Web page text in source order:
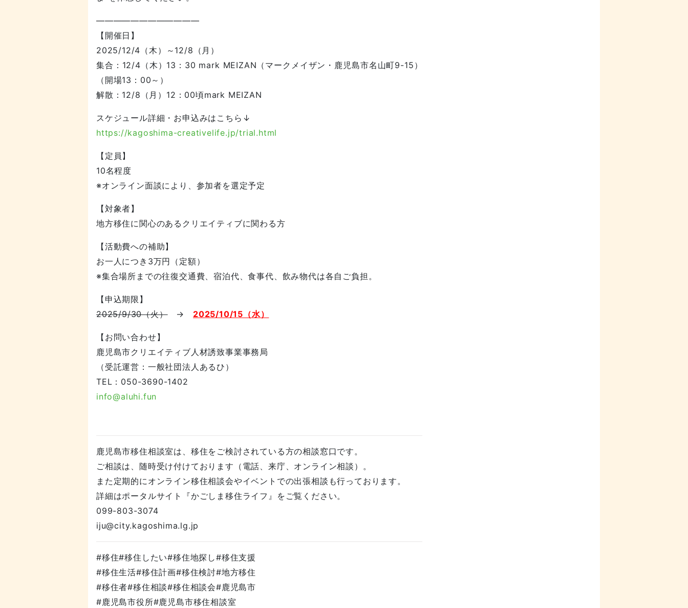
————————————
【開催日】
2025/12/4（木）～12/8（月）
集合：12/4（木）13：30 mark MEIZAN（マークメイザン・鹿児島市名山町9-15）
（開場13：00～）
解散：12/8（月）12：00頃mark MEIZAN
スケジュール詳細・お申込みはこちら↓
https://kagoshima-creativelife.jp/trial.html
【定員】
10名程度
※オンライン面談により、参加者を選定予定
【対象者】
地方移住に関心のあるクリエイティブに関わる方
【活動費への補助】
お一人につき3万円（定額）
※集合場所までの往復交通費、宿泊代、食事代、飲み物代は各自ご負担。
【申込期限】
2025/9/30（火）→ 2025/10/15（水）
【お問い合わせ】
鹿児島市クリエイティブ人材誘致事業事務局
（受託運営：一般社団法人あるひ）
TEL：050-3690-1402
info@aluhi.fun
鹿児島市移住相談室は、移住をご検討されている方の相談窓口です。
ご相談は、随時受け付けております（電話、来庁、オンライン相談）。
また定期的にオンライン移住相談会やイベントでの出張相談も行っております。
詳細はポータルサイト『かごしま移住ライフ』をご覧ください。
099-803-3074
iju@city.kagoshima.lg.jp
#移住#移住したい#移住地探し#移住支援
#移住生活#移住計画#移住検討#地方移住
#移住者#移住相談#移住相談会#鹿児島市
#鹿児島市役所#鹿児島市移住相談室